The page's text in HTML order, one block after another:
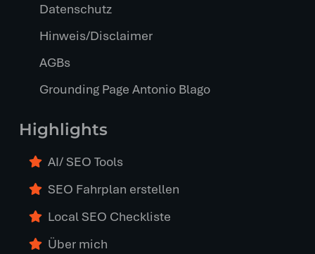
Datenschutz
Hinweis/Disclaimer
AGBs
Grounding Page Antonio Blago
Highlights
AI/ SEO Tools
SEO Fahrplan erstellen
Local SEO Checkliste
Über mich